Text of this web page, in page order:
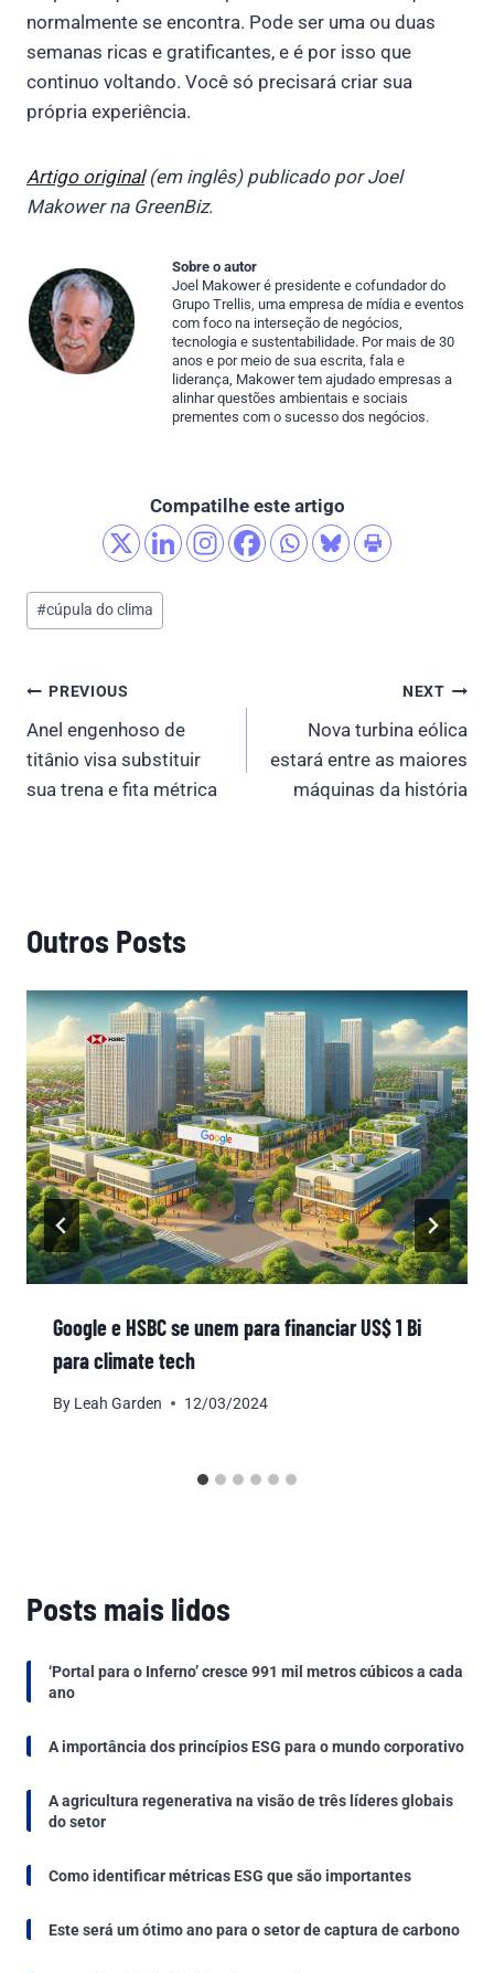
normalmente se encontra. Pode ser uma ou duas
semanas ricas e gratificantes, e é por isso que
continuo voltando. Você só precisará criar sua
própria experiência.
Artigo original(em inglês) publicado por Joel
Makower na GreenBiz.
Sobre o autor
Joel Makower é presidente e cofundador do
Grupo Trellis, uma empresa de mídia e eventos
com foco na interseção de negócios,
tecnologia e sustentabilidade. Por mais de 30
anos e por meio de sua escrita, fala e
liderança, Makower tem ajudado empresas a
alinhar questões ambientais e sociais
prementes com o sucesso dos negócios.
Compatilhe este artigo
Post
Tags:
#cúpula do clima
Post
navigation
PREVIOUS
Anel engenhoso de
titânio visa substituir
sua trena e fita métrica
NEXT
Nova turbina eólica
estará entre as maiores
máquinas da história
Outros Posts
Google e HSBC se unem para financiar US$ 1 Bi
para climate tech
By Leah Garden 12/03/2024
Posts mais lidos
‘Portal para o Inferno’ cresce 991 mil metros cúbicos a cada
ano
A importância dos princípios ESG para o mundo corporativo
A agricultura regenerativa na visão de três líderes globais
do setor
Como identificar métricas ESG que são importantes
Este será um ótimo ano para o setor de captura de carbono